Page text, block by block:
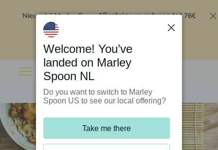
Nieuw bij Marley Spoon?Bestel nu en ontvang tot 76€
Welcome! You’ve
landed on Marley
Spoon NL
Do you want to switch to Marley
Spoon US to see our local offering?
Take me there